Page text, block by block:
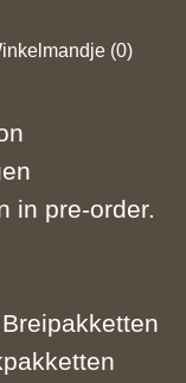
(0)
in pre-order.
Breipakketten